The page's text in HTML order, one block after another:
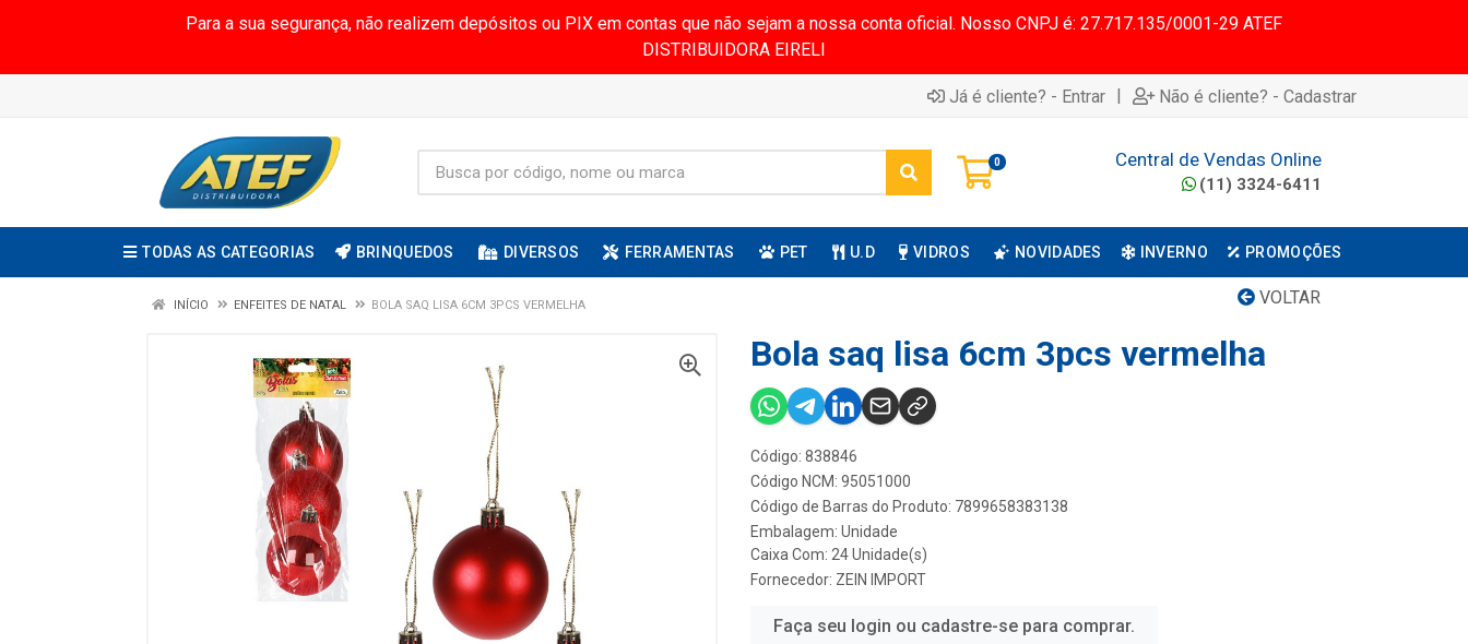
Para a sua segurança, não realizem depósitos ou PIX em contas que não sejam a nossa conta oficial. Nosso CNPJ é: 27.717.135/0001-29 ATEF
DISTRIBUIDORA EIRELI
Já é cliente? - Entrar | Não é cliente? - Cadastrar
0 Central de Vendas Online
(11) 3324-6411
TODAS AS CATEGORIAS BRINQUEDOS DIVERSOS FERRAMENTAS PET U.D VIDROS NOVIDADES INVERNO PROMOÇÕES
VOLTAR
INÍCIO ENFEITES DE NATAL BOLA SAQ LISA 6CM 3PCS VERMELHA
Bola saq lisa 6cm 3pcs vermelha
Código: 838846
Código NCM: 95051000
Código de Barras do Produto: 7899658383138
Embalagem: Unidade
Caixa Com: 24 Unidade(s)
Fornecedor: ZEIN IMPORT
Faça seu login ou cadastre-se para comprar.